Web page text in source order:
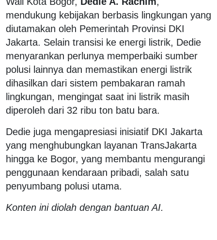
mendukung kebijakan berbasis lingkungan yang
diutamakan oleh Pemerintah Provinsi DKI
Jakarta. Selain transisi ke energi listrik, Dedie
menyarankan perlunya memperbaiki sumber
polusi lainnya dan memastikan energi listrik
dihasilkan dari sistem pembakaran ramah
lingkungan, mengingat saat ini listrik masih
diperoleh dari 32 ribu ton batu bara.
Dedie juga mengapresiasi inisiatif DKI Jakarta
yang menghubungkan layanan TransJakarta
hingga ke Bogor, yang membantu mengurangi
penggunaan kendaraan pribadi, salah satu
penyumbang polusi utama.
Konten ini diolah dengan bantuan AI.